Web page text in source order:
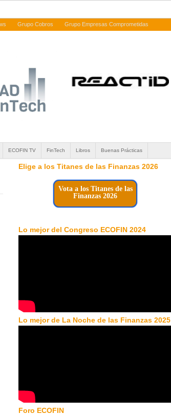
Grupo Cobros Grupo Empresas Comprometidas
ECOFIN TV FinTech Libros Buenas Prácticas
Elige a los Titanes de las Finanzas 2026
Vota a los Titanes de las
Finanzas 2026
Lo mejor del Congreso ECOFIN 2024
Lo mejor de La Noche de las Finanzas 2025
Foro ECOFIN